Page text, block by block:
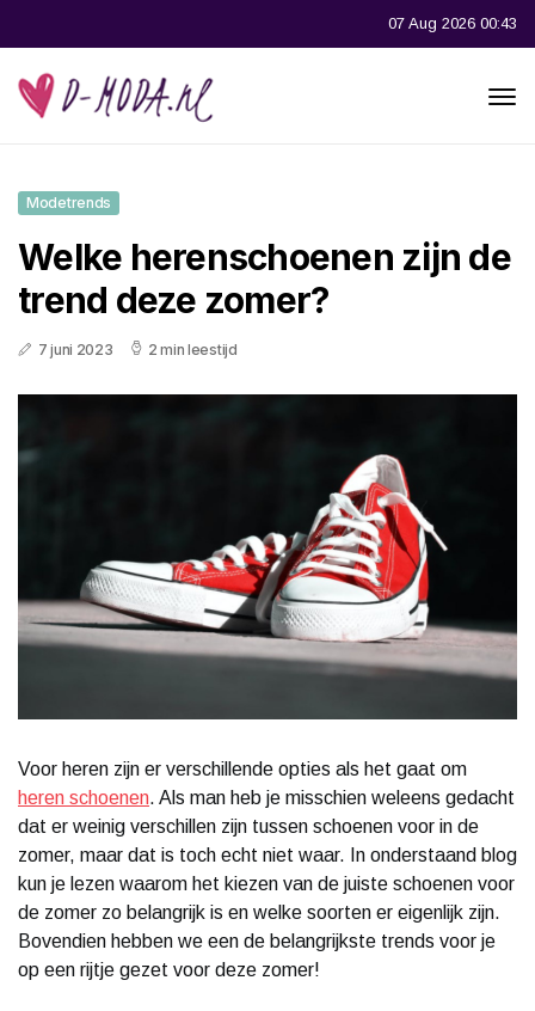
07 Aug 2026 00:43
Modetrends
Welke herenschoenen zijn de
trend deze zomer?
7 juni 2023 2 min leestijd
Voor heren zijn er verschillende opties als het gaat om
heren schoenen. Als man heb je misschien weleens gedacht
dat er weinig verschillen zijn tussen schoenen voor in de
zomer, maar dat is toch echt niet waar. In onderstaand blog
kun je lezen waarom het kiezen van de juiste schoenen voor
de zomer zo belangrijk is en welke soorten er eigenlijk zijn.
Bovendien hebben we een de belangrijkste trends voor je
op een rijtje gezet voor deze zomer!